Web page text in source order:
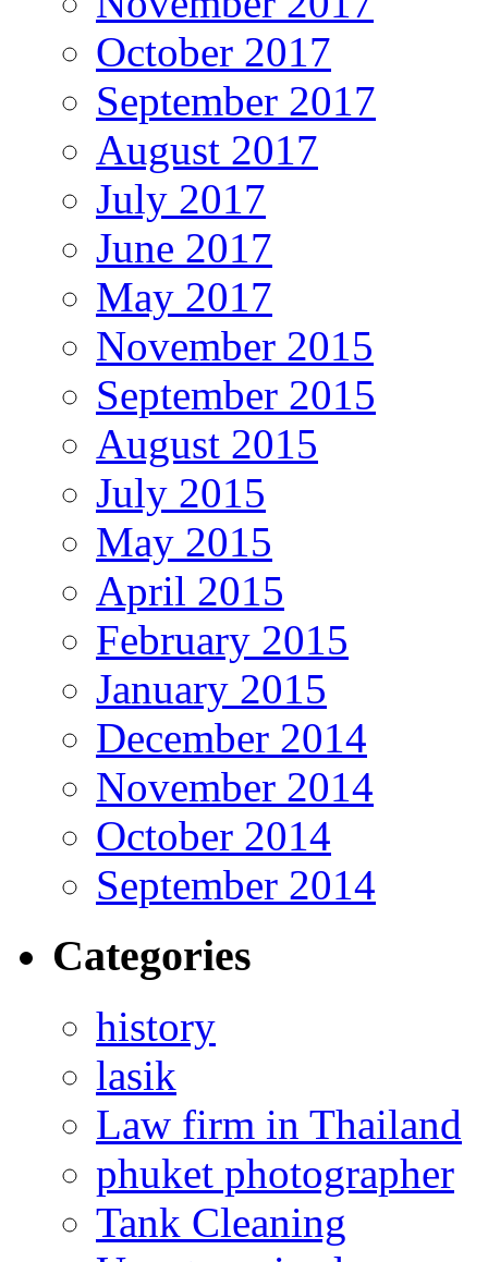
October 2017
September 2017
August 2017
July 2017
June 2017
May 2017
November 2015
September 2015
August 2015
July 2015
May 2015
April 2015
February 2015
January 2015
December 2014
November 2014
October 2014
September 2014
Categories
history
lasik
Law firm in Thailand
phuket photographer
Tank Cleaning